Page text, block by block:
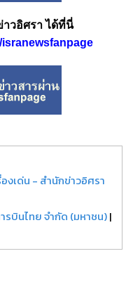
วอิศรา ได้ที่นี่
องเด่น - สำนักข่าวอิศรา
รบินไทย จำกัด (มหาชน)|